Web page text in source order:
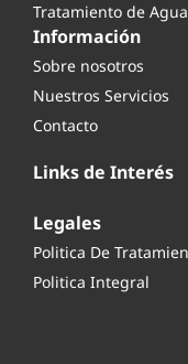
Tratamiento de
Información
Sobre nosotros
Nuestros Servicios
Contacto
Links de Interés
Legales
Politica De
Politica Integral